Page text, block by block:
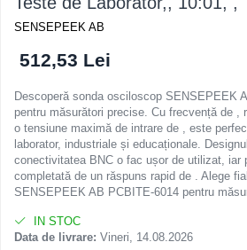
SENSEPEEK AB
512,53 Lei
Descoperă sonda osciloscop SENSEPEEK
pentru măsurători precise. Cu frecvență de ,
o tensiune maximă de intrare de , este
laborator, industriale și educaționale.
conectivitatea BNC o fac ușor de utilizat, iar
completată de un răspuns rapid de . Alege
SENSEPEEK AB PCBITE-6014 pentru
IN STOC
Data de livrare: Vineri, 14.08.2026